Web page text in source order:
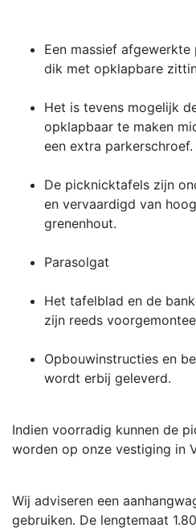
Een massief
dik met opklapbare
Het is tevens mogelijk
opklapbaar te maken
een extra parkerschroef.
De picknicktafels zijn
en vervaardigd van
grenenhout.
Parasolgat
Het tafelblad en de
zijn reeds
Opbouwinstructies en
wordt erbij geleverd.
Indien voorradig kunnen de
worden op onze vestiging in
Wij adviseren een
gebruiken. De lengtemaat